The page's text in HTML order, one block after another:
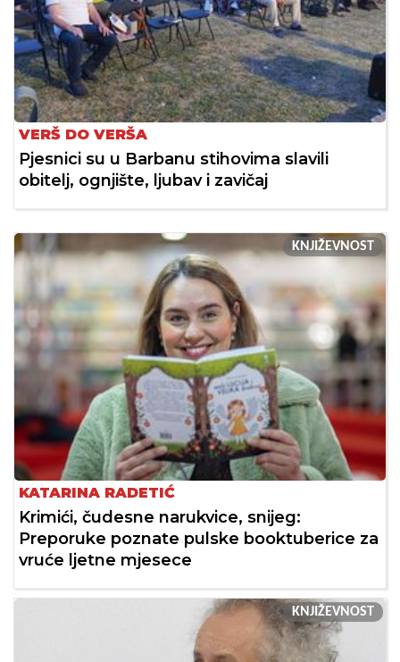
VERŠ DO VERŠA
Pjesnici su u Barbanu stihovima slavili
obitelj, ognjište, ljubav i zavičaj
KNJIŽEVNOST
KATARINA RADETIĆ
Krimići, čudesne narukvice, snijeg:
Preporuke poznate pulske booktuberice za
vruće ljetne mjesece
KNJIŽEVNOST